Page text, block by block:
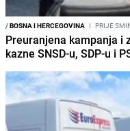
/BOSNA I HERCEGOVINA I PRIJE
Preuranjena kampanja i
kazne SNSD-u, SDP-u i